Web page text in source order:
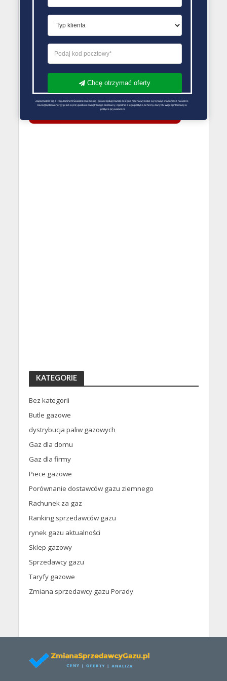
PORÓWNYWARKA OFERT GAZU
KATEGORIE
Bez kategorii
Butle gazowe
dystrybucja paliw gazowych
Gaz dla domu
Gaz dla firmy
Piece gazowe
Porównanie dostawców gazu ziemnego
Rachunek za gaz
Ranking sprzedawców gazu
rynek gazu aktualności
Sklep gazowy
Sprzedawcy gazu
Taryfy gazowe
Zmiana sprzedawcy gazu Porady
Chcę otrzymać oferty
Zapoznałem się z Regulaminem Świadczenie Usług i go akceptuję Każdą ze zgód można wycofać wysyłając wiadomość na adres
biuro@optimalenergy.pl lub w przypadku zewnętrznego dostawcy, zgodnie z jego polityką ochrony danych. Więcej informacji w
polityce prywatności